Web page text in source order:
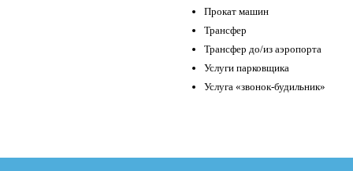
Прокат машин
Трансфер
Трансфер до/из аэропорта
Услуги парковщика
Услуга «звонок-будильник»